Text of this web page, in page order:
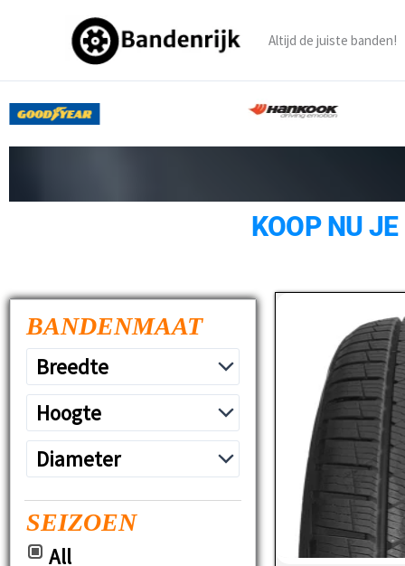
inhoud
Altijd de juiste banden!
KOOP NU
BANDENMAAT
SEIZOEN
All